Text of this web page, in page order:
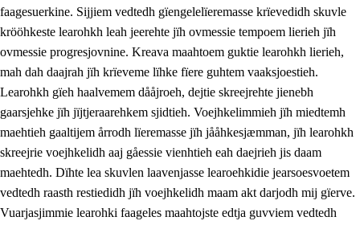
faagesuerkine. Sijjiem vedtedh gïengelelïeremasse krïevedidh skuvle
krööhkeste learohkh leah jeerehte jïh ovmessie tempoem lierieh jïh
ovmessie progresjovnine. Kreava maahtoem guktie learohkh lierieh,
mah dah daajrah jïh krïeveme lïhke fïere guhtem vaaksjoestieh.
Learohkh gïeh haalvemem dååjroeh, dejtie skreejrehte jienebh
gaarsjehke jïh jïjtjeraarehkem sjidtieh. Voejhkelimmieh jïh miedtemh
maehtieh gaaltijem årrodh lïeremasse jïh jååhkesjæmman, jïh learohkh
skreejrie voejhkelidh aaj gåessie vienhtieh eah daejrieh jis daam
maehtedh. Dïhte lea skuvlen laavenjasse learoehkidie jearsoesvoetem
vedtedh raasth restiedidh jïh voejhkelidh maam akt darjodh mij gïerve.
Vuarjasjimmie learohki faageles maahtojste edtja guvviem vedtedh